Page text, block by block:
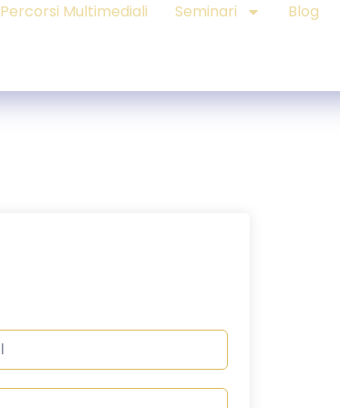
Percorsi Multimediali Seminari Blog